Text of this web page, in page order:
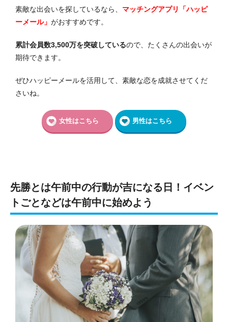
素敵な出会いを探しているなら、 マッチングアプリ「ハッピ
ーメール」 がおすすめです。
累計会員数3,500万を突破しているので、たくさんの出会いが
期待できます。
ぜひハッピーメールを活用して、素敵な恋を成就させてくだ
さいね。
女性はこちら 男性はこちら
先勝とは午前中の行動が吉になる日！イベン
トごとなどは午前中に始めよう